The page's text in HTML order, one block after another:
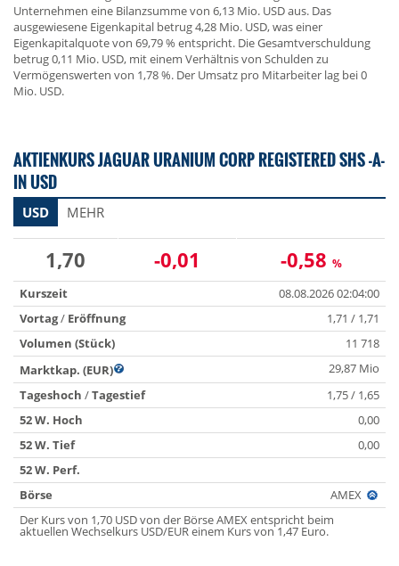
Unternehmen eine Bilanzsumme von 6,13 Mio. USD aus. Das
ausgewiesene Eigenkapital betrug 4,28 Mio. USD, was einer
Eigenkapitalquote von 69,79 % entspricht. Die Gesamtverschuldung
betrug 0,11 Mio. USD, mit einem Verhältnis von Schulden zu
Vermögenswerten von 1,78 %. Der Umsatz pro Mitarbeiter lag bei 0
Mio. USD.
AKTIENKURS JAGUAR URANIUM CORP REGISTERED SHS -A-
IN USD
USD MEHR
1,70 -0,01 -0,58 %
Kurszeit
08.08.2026 02:04:00
Vortag/ Eröffnung
1,71 / 1,71
Volumen (Stück)
11 718
Marktkap. (EUR)
29,87 Mio
Tageshoch /Tagestief
1,75 / 1,65
52 W. Hoch
0,00
52 W. Tief
0,00
52 W. Perf.
Börse
AMEX
Der Kurs von 1,70 USD von der Börse AMEX entspricht beim
aktuellen Wechselkurs USD/EUR einem Kurs von 1,47 Euro.